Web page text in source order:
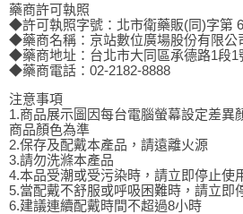
藥商許可執照
◆許可執照字號：北市衛藥販(同)字第
◆藥商名稱：京站數位廣場股份有限公
◆藥商地址：台北市大同區承德路1段1
◆藥商電話：02-2182-8888
注意事項
1.商品展示圖因每台電腦螢幕設定差異
商品顏色為準
2.保存及配戴本產品，請遠離火源
3.請勿洗滌本產品
4.本品受潮或受污染時，請立即停止使
5.當配戴不舒服或呼吸困難時，請立即
6.建議連續配戴時間不超過8小時